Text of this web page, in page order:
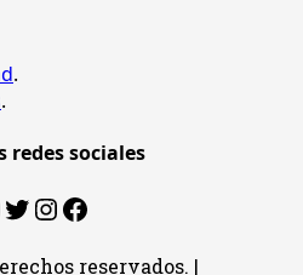
.
.
redes sociales
Twitter
Instagram
Facebook
reservados. |